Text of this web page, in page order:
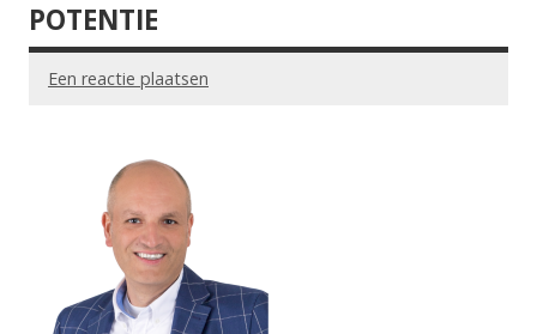
POTENTIE
Een reactie plaatsen